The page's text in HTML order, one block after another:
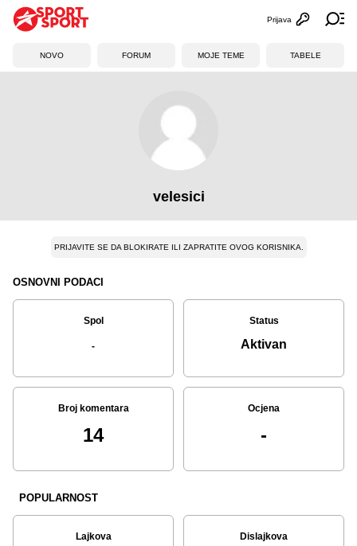
Otvori
Prijava
NOVO FORUM MOJE TEME TABELE
velesici
PRIJAVITE SE DA BLOKIRATE ILI ZAPRATITE OVOG KORISNIKA.
OSNOVNI PODACI
Spol
-
Status
Aktivan
Broj komentara
14
Ocjena
-
POPULARNOST
Lajkova Dislajkova